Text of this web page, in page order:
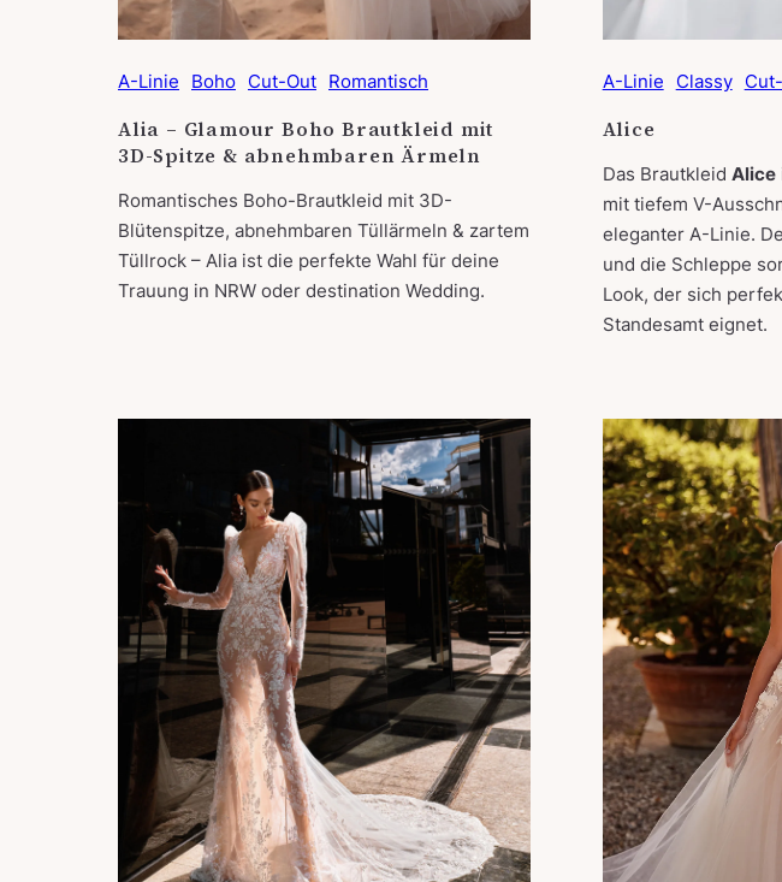
A-Linie Boho Cut-Out Romantisch
Alia – Glamour Boho Brautkleid mit
3D-Spitze & abnehmbaren Ärmeln
Romantisches Boho-Brautkleid mit 3D-
Blütenspitze, abnehmbaren Tüllärmeln & zartem
Tüllrock – Alia ist die perfekte Wahl für deine
Trauung in NRW oder destination Wedding.
A-Linie Classy
Alice
Das Brautkleid Alice
mit tiefem V-
eleganter A-Linie.
und die Schleppe
Look, der sich
Standesamt eignet.